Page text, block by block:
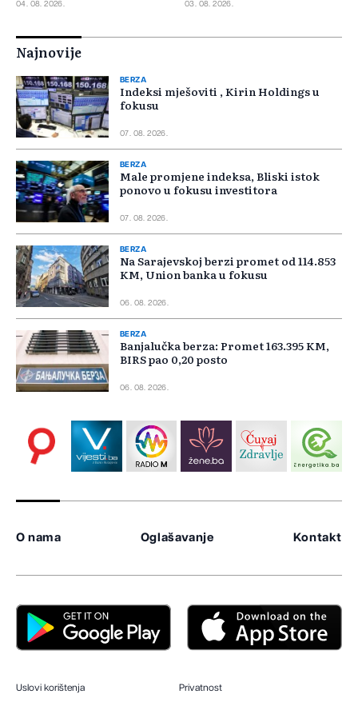
04. 08. 2026. 03. 08. 2026.
Najnovije
BERZA
Indeksi mješoviti , Kirin Holdings u
fokusu
07. 08. 2026.
BERZA
Male promjene indeksa, Bliski istok
ponovo u fokusu investitora
07. 08. 2026.
BERZA
Na Sarajevskoj berzi promet od 114.853
KM, Union banka u fokusu
06. 08. 2026.
BERZA
Banjalučka berza: Promet 163.395 KM,
BIRS pao 0,20 posto
06. 08. 2026.
O nama Oglašavanje Kontakt
Uslovi korištenja Privatnost